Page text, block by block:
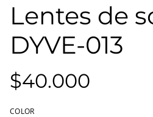
Lentes de
DYVE-013
$40.000
COLOR